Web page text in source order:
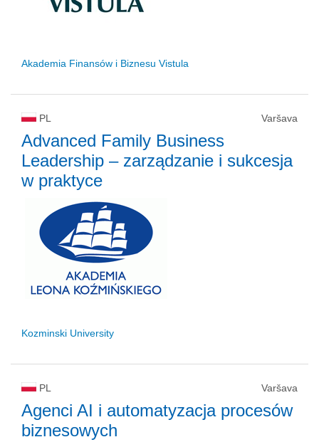
Akademia Finansów i Biznesu Vistula
PL Varšava
Advanced Family Business
Leadership – zarządzanie i sukcesja
w praktyce
Kozminski University
PL Varšava
Agenci AI i automatyzacja procesów
biznesowych